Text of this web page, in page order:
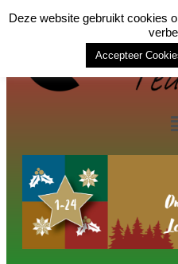
Deze website gebruikt cookies
Accepteer